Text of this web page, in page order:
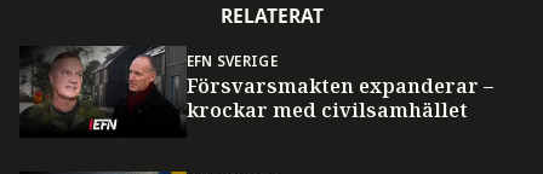
RELATERAT
EFN SVERIGE
Försvarsmakten expanderar –
krockar med civilsamhället